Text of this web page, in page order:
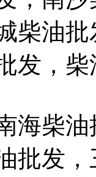
柴油
发，
海柴
批发